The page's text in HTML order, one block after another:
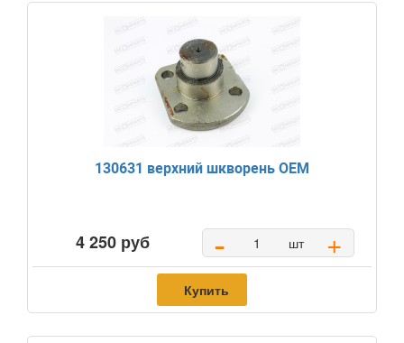
130631 верхний шкворень OEM
4 250 руб - шт +
Купить